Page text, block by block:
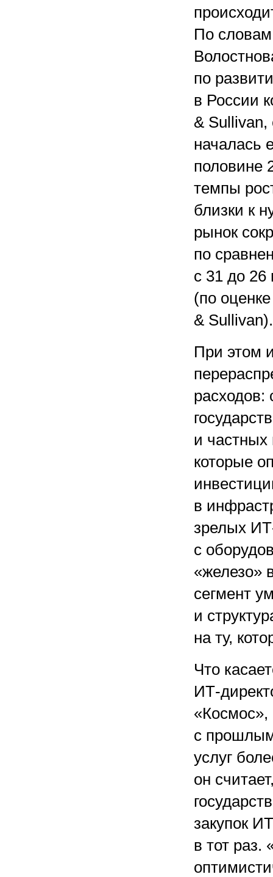
По
по
в России
& Sullivan,
началась
половине
темпы
близки к
рынок
по
с 31 до
(по
& Sullivan).
При этом
расходов:
и частных
которые
в
зрелых
с
«железо»
сегмент
и
на ту,
Что
ИТ-
с
услуг
он
закупок
в тот